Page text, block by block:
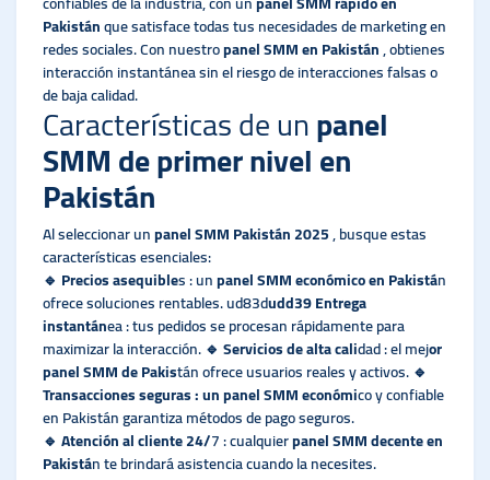
Pakistánque satisface todas tus necesidades de marketing en
redes sociales. Con nuestropanel SMM en Pakistán, obtienes
interacción instantánea sin el riesgo de interacciones falsas o
de baja calidad.
Características de unpanel
SMM de primer nivel en
Pakistán
Al seleccionar unpanel SMM Pakistán 2025, busque estas
características esenciales:
🔹 Precios asequibles : unpanel SMM económico en Pakistán
ofrece soluciones rentables. ud83dudd39 Entrega
instantánea : tus pedidos se procesan rápidamente para
maximizar la interacción.🔹 Servicios de alta calidad : el mejor
panel SMM de Pakistán ofrece usuarios reales y activos.🔹
Transacciones seguras : un panel SMM económico y confiable
en Pakistán garantiza métodos de pago seguros.
🔹 Atención al cliente 24/7 : cualquierpanel SMM decente en
Pakistán te brindará asistencia cuando la necesites.